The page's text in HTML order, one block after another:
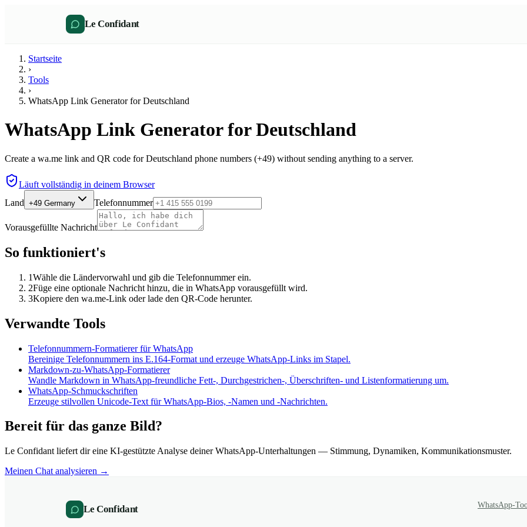
Le Confidant
Startseite
›
Tools
›
WhatsApp Link Generator for Deutschland
WhatsApp Link Generator for Deutschland
Create a wa.me link and QR code for Deutschland phone numbers (+49) without sending anything to a server.
Läuft vollständig in deinem Browser
Land +49 Germany Telefonnummer
Vorausgefüllte Nachricht
So funktioniert's
1Wähle die Ländervorwahl und gib die Telefonnummer ein.
2Füge eine optionale Nachricht hinzu, die in WhatsApp vorausgefüllt wird.
3Kopiere den wa.me-Link oder lade den QR-Code herunter.
Verwandte Tools
Telefonnummern-Formatierer für WhatsApp
Bereinige Telefonnummern ins E.164-Format und erzeuge WhatsApp-Links im Stapel.
Markdown-zu-WhatsApp-Formatierer
Wandle Markdown in WhatsApp-freundliche Fett-, Durchgestrichen-, Überschriften- und Listenformatierung um.
WhatsApp-Schmuckschriften
Erzeuge stilvollen Unicode-Text für WhatsApp-Bios, -Namen und -Nachrichten.
Bereit für das ganze Bild?
Le Confidant liefert dir eine KI-gestützte Analyse deiner WhatsApp-Unterhaltungen — Stimmung, Dynamiken, Kommunikationsmuster.
Meinen Chat analysieren →
Le Confidant WhatsApp-